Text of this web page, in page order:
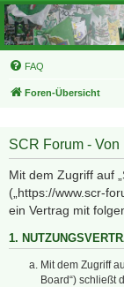
FAQ
Foren-Übersicht
SCR Forum -
Mit dem Zugriff auf
(„https://www.scr-
ein Vertrag mit
1.
Mit dem Zugriff
Board“) schließt